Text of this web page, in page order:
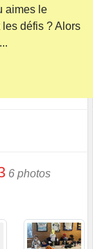
aimes le
défis ? Alors
6 photos